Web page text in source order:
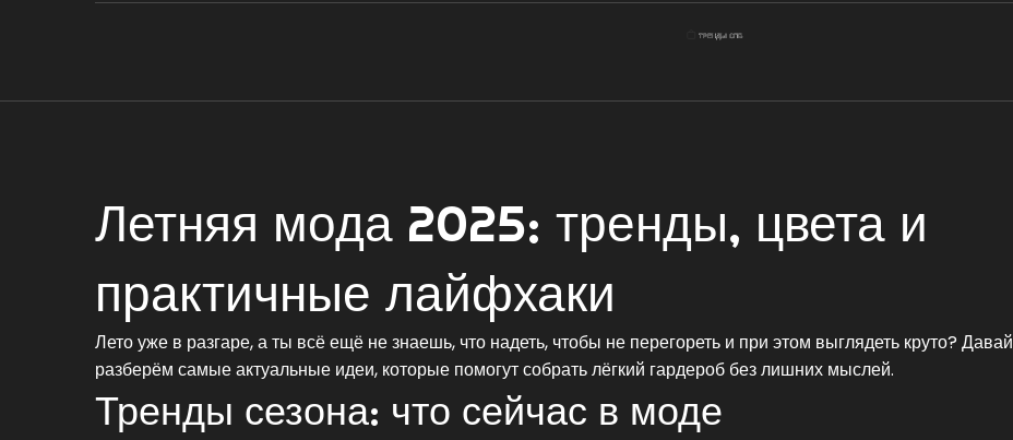
Летняя мода 2025: тренды, цвета и
практичные лайфхаки
Лето уже в разгаре, а ты всё ещё не знаешь, что надеть, чтобы не перегореть и при этом выглядеть круто? Давай
разберём самые актуальные идеи, которые помогут собрать лёгкий гардероб без лишних мыслей.
Тренды сезона: что сейчас в моде